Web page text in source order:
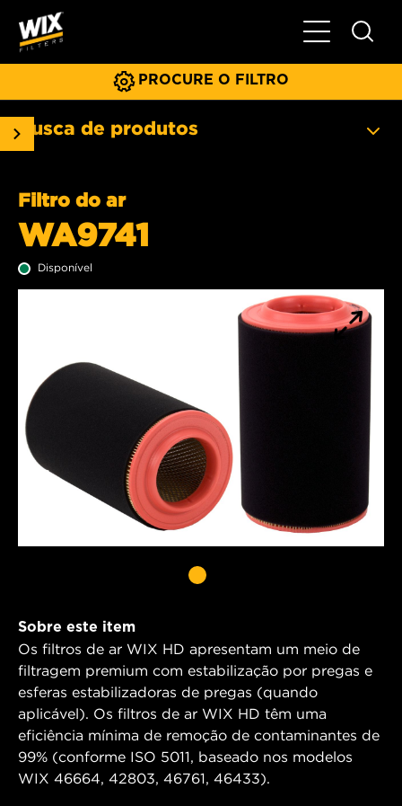
Menu
PROCURE O FILTRO
Busca de produtos
Filtro do ar
WA9741
Disponível
Sobre este item
Os filtros de ar WIX HD apresentam um meio de
filtragem premium com estabilização por pregas e
esferas estabilizadoras de pregas (quando
aplicável). Os filtros de ar WIX HD têm uma
eficiência mínima de remoção de contaminantes de
99% (conforme ISO 5011, baseado nos modelos
WIX 46664, 42803, 46761, 46433).